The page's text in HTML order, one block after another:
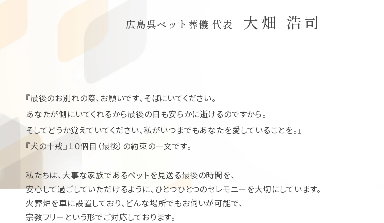
広島呉ペット葬儀 代表 大畑 浩司
『最後のお別れの際、お願いです、そばにいてください。
あなたが側にいてくれるから最後の日も安らかに逝けるのですから。
そしてどうか覚えていてください、私がいつまでもあなたを愛していることを。』
『犬の十戒』１０個目（最後）の約束の一文です。
私たちは、大事な家族であるペットを見送る最後の時間を、
安心して過ごしていただけるように、ひとつひとつのセレモニーを大切にしています。
火葬炉を車に設置しており、どんな場所でもお伺いが可能で、
宗教フリーという形でご対応しております。